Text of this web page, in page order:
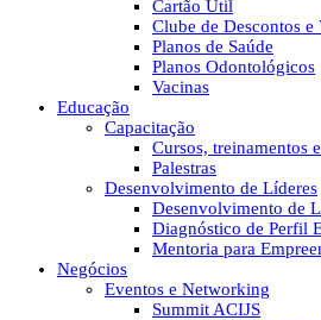
Cartão Útil
Clube de Descontos e
Planos de Saúde
Planos Odontológicos
Vacinas
Educação
Capacitação
Cursos, treinamentos
Palestras
Desenvolvimento de Líderes
Desenvolvimento de
Diagnóstico de Perfil
Mentoria para
Negócios
Eventos e Networking
Summit ACIJS